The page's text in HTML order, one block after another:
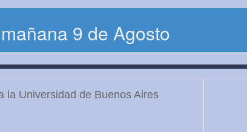
9 de Agosto
la Universidad de Buenos Aires